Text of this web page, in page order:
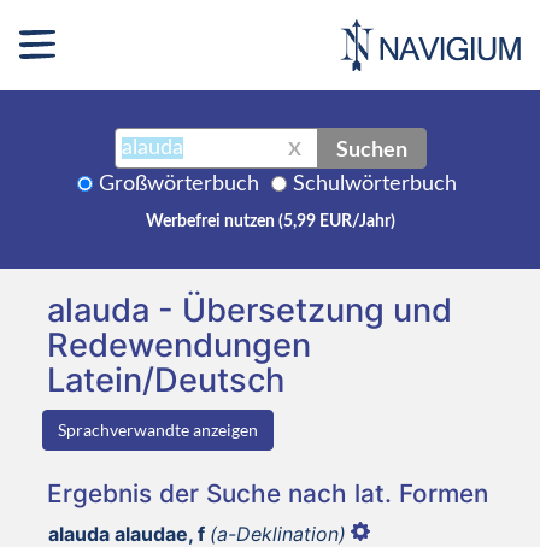
X Suchen
Großwörterbuch Schulwörterbuch
Werbefrei nutzen (5,99 EUR/Jahr)
alauda - Übersetzung und
Redewendungen
Latein/Deutsch
Sprachverwandte anzeigen
Ergebnis der Suche nach lat. Formen
alauda alaudae, f (a-Deklination)